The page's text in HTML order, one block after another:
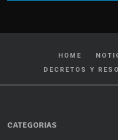
HOME
DECRETOS Y
CATEGORIAS